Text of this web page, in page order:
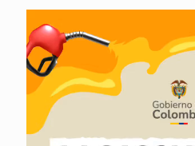
de
vídeo